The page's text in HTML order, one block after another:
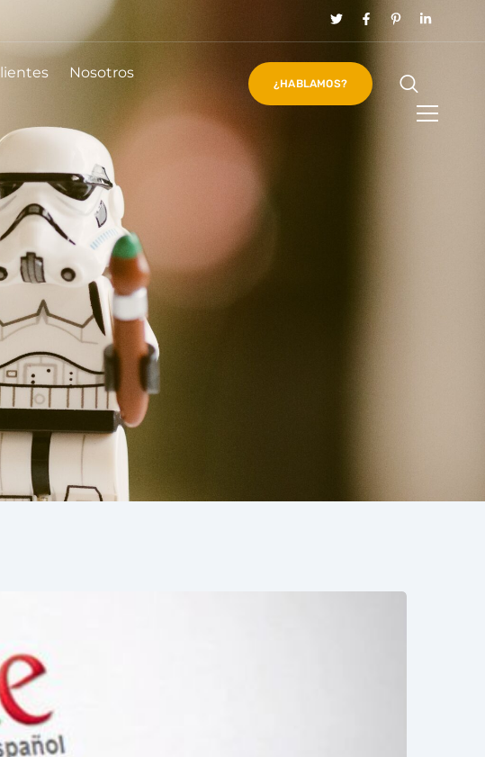
Nosotros
¿HABLAMOS?